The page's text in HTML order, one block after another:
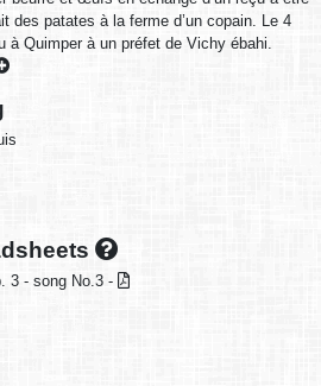
des patates à la ferme d’un copain. Le 4
à Quimper à un préfet de Vichy ébahi.
3 - song No.3 -